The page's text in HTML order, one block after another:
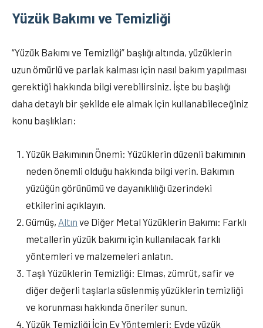
Yüzük Bakımı ve Temizliği
“Yüzük Bakımı ve Temizliği” başlığı altında, yüzüklerin
uzun ömürlü ve parlak kalması için nasıl bakım yapılması
gerektiği hakkında bilgi verebilirsiniz. İşte bu başlığı
daha detaylı bir şekilde ele almak için kullanabileceğiniz
konu başlıkları:
Yüzük Bakımının Önemi: Yüzüklerin düzenli bakımının
neden önemli olduğu hakkında bilgi verin. Bakımın
yüzüğün görünümü ve dayanıklılığı üzerindeki
etkilerini açıklayın.
Gümüş, Altın ve Diğer Metal Yüzüklerin Bakımı: Farklı
metallerin yüzük bakımı için kullanılacak farklı
yöntemleri ve malzemeleri anlatın.
Taşlı Yüzüklerin Temizliği: Elmas, zümrüt, safir ve
diğer değerli taşlarla süslenmiş yüzüklerin temizliği
ve korunması hakkında öneriler sunun.
Yüzük Temizliği İçin Ev Yöntemleri: Evde yüzük